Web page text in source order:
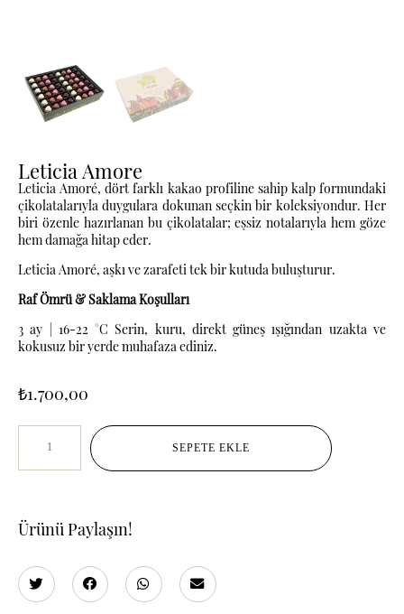
Leticia Amore
Leticia Amoré, dört farklı kakao profiline sahip kalp formundaki
çikolatalarıyla duygulara dokunan seçkin bir koleksiyondur. Her
biri özenle hazırlanan bu çikolatalar; eşsiz notalarıyla hem göze
hem damağa hitap eder.
Leticia Amoré, aşkı ve zarafeti tek bir kutuda buluşturur.
Raf Ömrü & Saklama Koşulları
3 ay | 16-22 °C Serin, kuru, direkt güneş ışığından uzakta ve
kokusuz bir yerde muhafaza ediniz.
₺1.700,00
SEPETE EKLE
Ürünü Paylaşın!